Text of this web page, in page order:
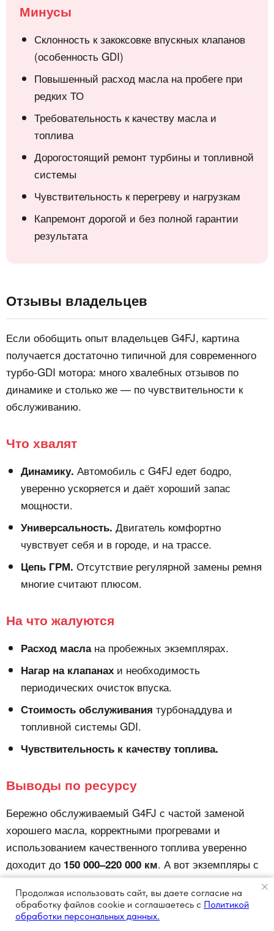
Минусы
Склонность к закоксовке впускных клапанов
(особенность GDI)
Повышенный расход масла на пробеге при
редких ТО
Требовательность к качеству масла и
топлива
Дорогостоящий ремонт турбины и топливной
системы
Чувствительность к перегреву и нагрузкам
Капремонт дорогой и без полной гарантии
результата
Отзывы владельцев
Если обобщить опыт владельцев G4FJ, картина
получается достаточно типичной для современного
турбо-GDI мотора: много хвалебных отзывов по
динамике и столько же — по чувствительности к
обслуживанию.
Что хвалят
Динамику. Автомобиль с G4FJ едет бодро,
уверенно ускоряется и даёт хороший запас
мощности.
Универсальность. Двигатель комфортно
чувствует себя и в городе, и на трассе.
Цепь ГРМ. Отсутствие регулярной замены ремня
многие считают плюсом.
На что жалуются
Расход маслана пробежных экземплярах.
Нагар на клапанах и необходимость
периодических очисток впуска.
Стоимость обслуживания турбонаддува и
топливной системы GDI.
Чувствительность к качеству топлива.
Выводы по ресурсу
Бережно обслуживаемый G4FJ с частой заменой
хорошего масла, корректными прогревами и
использованием качественного топлива уверенно
доходит до 150 000–220 000 км. А вот экземпляры с
редким ТО, дешёвым маслом и постоянными
перегрузками могут потребовать серьёзного ремонта
уже к100 000–130 000 км. При покупке б/у машины с
Продолжая использовать сайт, вы даете согласие на
обработку файлов cookie и соглашаетесь с Политикой
обработки персональных данных.